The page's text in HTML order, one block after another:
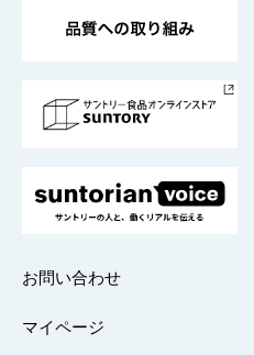
採用情報
お問い合わせ
マイページ